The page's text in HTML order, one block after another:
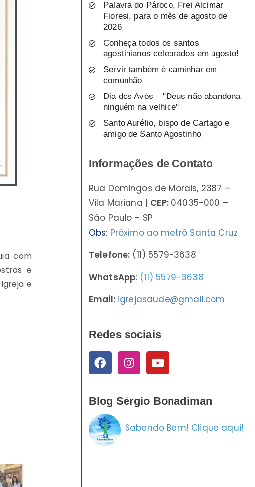
com
e
e
Palavra do Pároco, Frei Alcimar
Fioresi, para o mês de agosto de
2026
Conheça todos os santos
agostinianos celebrados em agosto!
Servir também é caminhar em
comunhão
Dia dos Avós – "Deus não abandona
ninguém na velhice"
Santo Aurélio, bispo de Cartago e
amigo de Santo Agostinho
Informações de Contato
Rua Domingos de Morais, 2387 –
Vila Mariana | CEP:04035-000 –
São Paulo – SP
Obs: Próximo ao metrô Santa Cruz
Telefone: (11) 5579-3638
WhatsApp: (11) 5579-3638
Email: igrejasaude@gmail.com
Redes sociais
Blog Sérgio Bonadiman
Sabendo Bem! Clique aqui!